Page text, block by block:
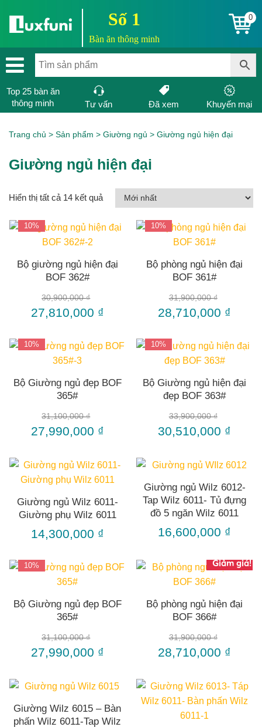
Số 1
Bàn ăn thông minh
0
Top 25 bàn ăn
thông minh
Tư vấn Đã xem Khuyến mại
Trang chủ > Sản phẩm > Giường ngủ > Giường ngủ hiện đại
Giường ngủ hiện đại
Hiển thị tất cả 14 kết quả
10%
Bộ giường ngủ hiện đại
BOF 362#
30,900,000₫
27,810,000 ₫
10%
Bộ phòng ngủ hiện đại
BOF 361#
31,900,000₫
28,710,000 ₫
10%
Bộ Giường ngủ đẹp BOF
365#
31,100,000₫
27,990,000 ₫
10%
Bộ Giường ngủ hiện đại
đẹp BOF 363#
33,900,000₫
30,510,000 ₫
Giường ngủ Wilz 6011-
Giường phụ Wilz 6011
14,300,000 ₫
Giường ngủ Wilz 6012-
Tap Wilz 6011- Tủ đựng
đồ 5 ngăn Wilz 6011
16,600,000 ₫
10%
Bộ Giường ngủ đẹp BOF
365#
31,100,000₫
27,990,000 ₫
Giảm giá!
Bộ phòng ngủ hiện đại
BOF 366#
31,900,000₫
28,710,000 ₫
Giường Wilz 6015 – Bàn
phấn Wilz 6011-Tap Wilz